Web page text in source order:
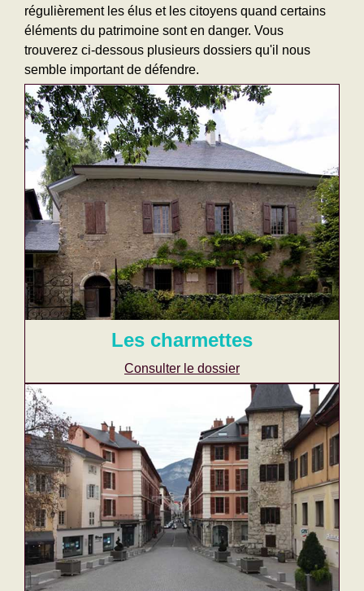
régulièrement les élus et les citoyens quand certains
éléments du patrimoine sont en danger. Vous
trouverez ci-dessous plusieurs dossiers qu'il nous
semble important de défendre.
Les charmettes
Consulter le dossier